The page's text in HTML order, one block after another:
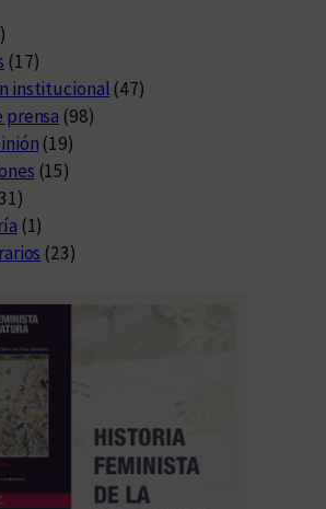
(17)
institucional (47)
prensa (98)
(19)
(15)
(1)
(23)